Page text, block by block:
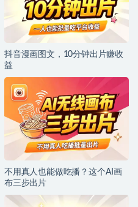
抖音漫画图文，10分钟出片赚收
益
不用真人也能做吃播？这个AI画
布三步出片